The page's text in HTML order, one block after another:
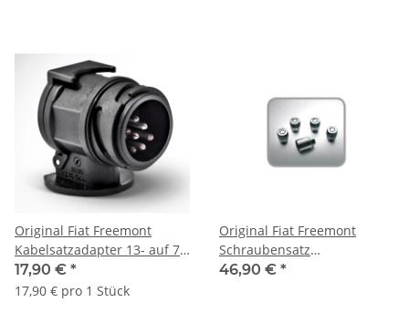
Original Fiat Freemont
Kabelsatzadapter 13- auf 7-
Polig K82208884
17,90 € *
17,90 € pro 1 Stück
Original Fiat Freemont
Schraubensatz
46,90 € *